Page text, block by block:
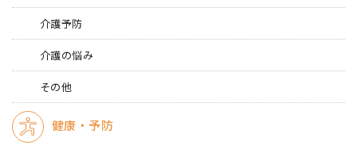
介護予防
介護の悩み
その他
健康・予防